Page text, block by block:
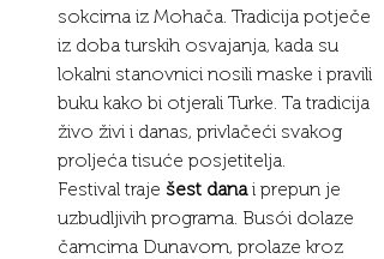
sokcima iz Mohača. Tradicija potječe
iz doba turskih osvajanja, kada su
lokalni stanovnici nosili maske i pravili
buku kako bi otjerali Turke. Ta tradicija
živo živi i danas, privlačeći svakog
proljeća tisuće posjetitelja.
Festival traje šest dana i prepun je
uzbudljivih programa. Busói dolaze
čamcima Dunavom, prolaze kroz